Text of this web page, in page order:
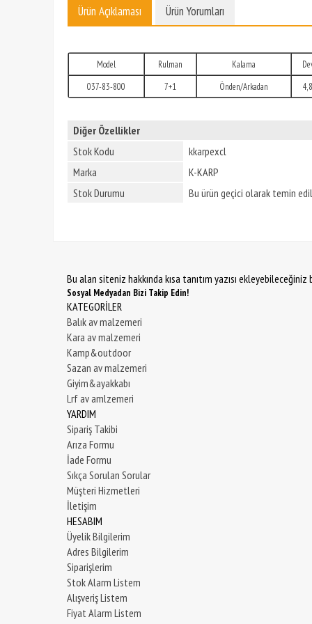
Ürün Açıklaması Ürün Yorumları
Model Rulman Kalama
037-83-800
7+1 Önden/Arkadan
Diğer Özellikler
Stok Kodu
kkarpexcl
Marka
K-KARP
Stok Durumu
Bu ürün geçici olarak temin
Bu alan siteniz hakkında kısa tanıtım yazısı
Sosyal Medyadan Bizi Takip Edin!
KATEGORİLER
Balık av malzemeri
Kara av malzemeri
Kamp&outdoor
Sazan av malzemeri
Giyim&ayakkabı
Lrf av amlzemeri
YARDIM
Sipariş Takibi
Arıza Formu
İade Formu
Sıkça Sorulan Sorular
Müşteri Hizmetleri
İletişim
HESABIM
Üyelik Bilgilerim
Adres Bilgilerim
Siparişlerim
Stok Alarm Listem
Alışveriş Listem
Fiyat Alarm Listem